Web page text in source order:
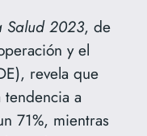
Salud 2023, de
y el
revela que
a
71%, mientras